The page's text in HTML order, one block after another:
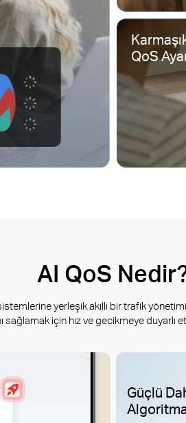
QoS
AI QoS
yerleşik akıllı bir trafik
sağlamak için hız ve gecikmeye
Güçlü